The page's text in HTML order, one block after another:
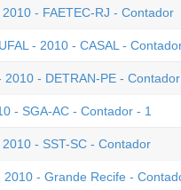
2010 - FAETEC-RJ - Contador
- 2010 - CASAL -
2010 - DETRAN-PE - Contador
- SGA-AC - Contador - 1
2010 - SST-SC - Contador
2010 - Grande Recife -